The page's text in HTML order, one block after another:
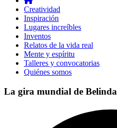
Creatividad
Inspiración
Lugares increíbles
Inventos
Relatos de la vida real
Mente y espíritu
Talleres y convocatorias
Quiénes somos
La gira mundial de Belinda